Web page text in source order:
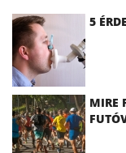
5
MIRE